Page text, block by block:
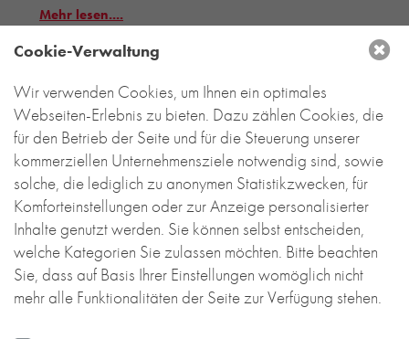
Mehr lesen....
Cookie-Verwaltung
Wir verwenden Cookies, um Ihnen ein optimales
Webseiten-Erlebnis zu bieten. Dazu zählen Cookies, die
für den Betrieb der Seite und für die Steuerung unserer
kommerziellen Unternehmensziele notwendig sind, sowie
solche, die lediglich zu anonymen Statistikzwecken, für
Komforteinstellungen oder zur Anzeige personalisierter
Inhalte genutzt werden. Sie können selbst entscheiden,
welche Kategorien Sie zulassen möchten. Bitte beachten
Sie, dass auf Basis Ihrer Einstellungen womöglich nicht
mehr alle Funktionalitäten der Seite zur Verfügung stehen.